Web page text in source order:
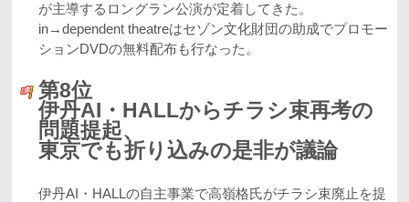
が主導するロングラン公演が定着してきた。
in→dependent theatreはセゾン文化財団の助成でプロモー
ションDVDの無料配布も行なった。
第8位
伊丹AI・HALLからチラシ束再考の
問題提起、
東京でも折り込みの是非が議論
伊丹AI・HALLの自主事業で高嶺格氏がチラシ束廃止を提